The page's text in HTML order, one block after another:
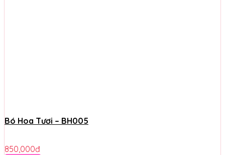
Bó Hoa Tươi – BH005
850,000đ